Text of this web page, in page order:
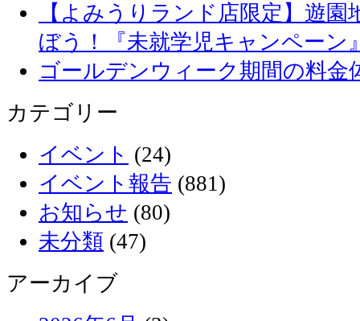
【よみうりランド店限定】遊
ぼう！『未就学児キャンペーン
ゴールデンウィーク期間の料金
カテゴリー
イベント (24)
イベント報告 (881)
お知らせ (80)
未分類 (47)
アーカイブ